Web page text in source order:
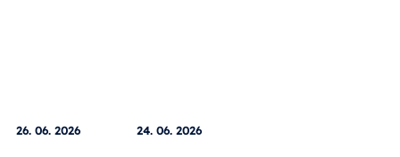
26. 06. 2026 24. 06. 2026